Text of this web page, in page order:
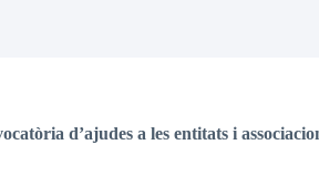
d’ajudes a les entitats i